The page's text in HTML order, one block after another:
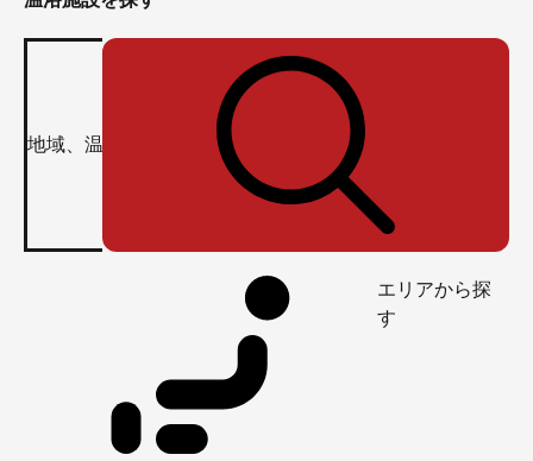
エリアから探
す